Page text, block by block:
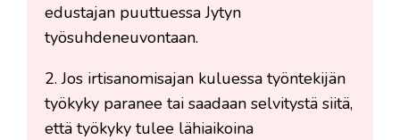
edustajan puuttuessa Jytyn
työsuhdeneuvontaan.
2. Jos irtisanomisajan kuluessa työntekijän
työ­kyky paranee tai saadaan selvitystä siitä,
että työkyky tulee lähiaikoina